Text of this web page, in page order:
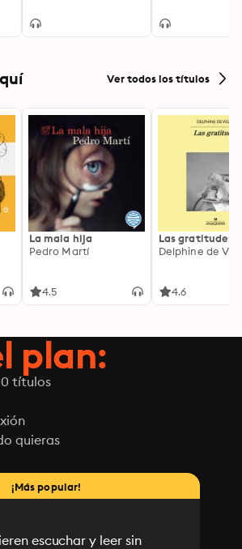
Ver todos los títulos
La mala hija
Pedro Martí
4.5
Las gratitudes
Delphine de
4.6
plan:
títulos
quieras
¡Más popular!
escuchar y leer sin